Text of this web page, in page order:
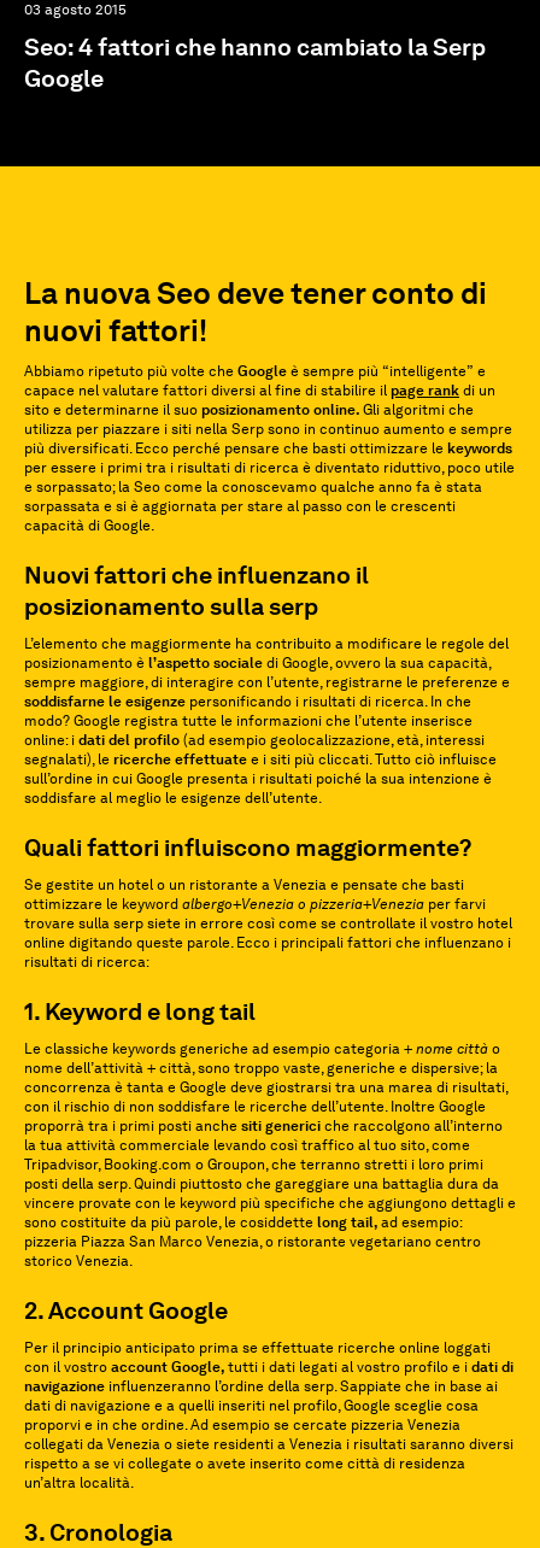
03 agosto 2015
Seo: 4 fattori che hanno cambiato la Serp
Google
La nuova Seo deve tener conto di
nuovi fattori!
Abbiamo ripetuto più volte che Google è sempre più “intelligente” e
capace nel valutare fattori diversi al fine di stabilire il page rank di un
sito e determinarne il suo posizionamento online. Gli algoritmi che
utilizza per piazzare i siti nella Serp sono in continuo aumento e sempre
più diversificati. Ecco perché pensare che basti ottimizzare le keywords
per essere i primi tra i risultati di ricerca è diventato riduttivo, poco utile
e sorpassato; la Seo come la conoscevamo qualche anno fa è stata
sorpassata e si è aggiornata per stare al passo con le crescenti
capacità di Google.
Nuovi fattori che influenzano il
posizionamento sulla serp
L’elemento che maggiormente ha contribuito a modificare le regole del
posizionamento è l’aspetto sociale di Google, ovvero la sua capacità,
sempre maggiore, di interagire con l’utente, registrarne le preferenze e
soddisfarne le esigenze personificando i risultati di ricerca. In che
modo? Google registra tutte le informazioni che l’utente inserisce
online: i dati del profilo (ad esempio geolocalizzazione, età, interessi
segnalati), le ricerche effettuate e i siti più cliccati. Tutto ciò influisce
sull’ordine in cui Google presenta i risultati poiché la sua intenzione è
soddisfare al meglio le esigenze dell’utente.
Quali fattori influiscono maggiormente?
Se gestite un hotel o un ristorante a Venezia e pensate che basti
ottimizzare le keyword albergo+Venezia o pizzeria+Venezia per farvi
trovare sulla serp siete in errore così come se controllate il vostro hotel
online digitando queste parole. Ecco i principali fattori che influenzano i
risultati di ricerca:
1. Keyword e long tail
Le classiche keywords generiche ad esempio categoria + nome città o
nome dell’attività + città, sono troppo vaste, generiche e dispersive; la
concorrenza è tanta e Google deve giostrarsi tra una marea di risultati,
con il rischio di non soddisfare le ricerche dell’utente. Inoltre Google
proporrà tra i primi posti anche siti generici che raccolgono all’interno
la tua attività commerciale levando così traffico al tuo sito, come
Tripadvisor, Booking.com o Groupon, che terranno stretti i loro primi
posti della serp. Quindi piuttosto che gareggiare una battaglia dura da
vincere provate con le keyword più specifiche che aggiungono dettagli e
sono costituite da più parole, le cosiddette long tail, ad esempio:
pizzeria Piazza San Marco Venezia, o ristorante vegetariano centro
storico Venezia.
2. Account Google
Per il principio anticipato prima se effettuate ricerche online loggati
con il vostro account Google, tutti i dati legati al vostro profilo e i dati di
navigazione influenzeranno l’ordine della serp. Sappiate che in base ai
dati di navigazione e a quelli inseriti nel profilo, Google sceglie cosa
proporvi e in che ordine. Ad esempio se cercate pizzeria Venezia
collegati da Venezia o siete residenti a Venezia i risultati saranno diversi
rispetto a se vi collegate o avete inserito come città di residenza
un’altra località.
3. Cronologia